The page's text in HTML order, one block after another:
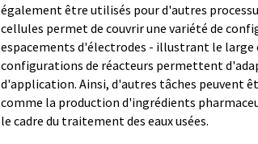
également être utilisés pour d'autres
cellules permet de couvrir une variété de
espacements d'électrodes - illustrant le
configurations de réacteurs permettent
d'application. Ainsi, d'autres tâches peuvent
comme la production d'ingrédients
le cadre du traitement des eaux usées.